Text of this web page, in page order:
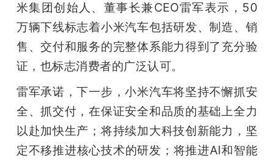
米集团创始人、董事长兼CEO雷军表示，50
万辆下线标志着小米汽车包括研发、制造、销
售、交付和服务的完整体系能力得到了充分验
证，也标志消费者的广泛认可。
雷军承诺，下一步，小米汽车将坚持不懈抓安
全、抓交付，在保证安全和品质的基础上全力
以赴加快生产；将持续加大科技创新能力，坚
定不移推进核心技术的研发；将推进AI和智能